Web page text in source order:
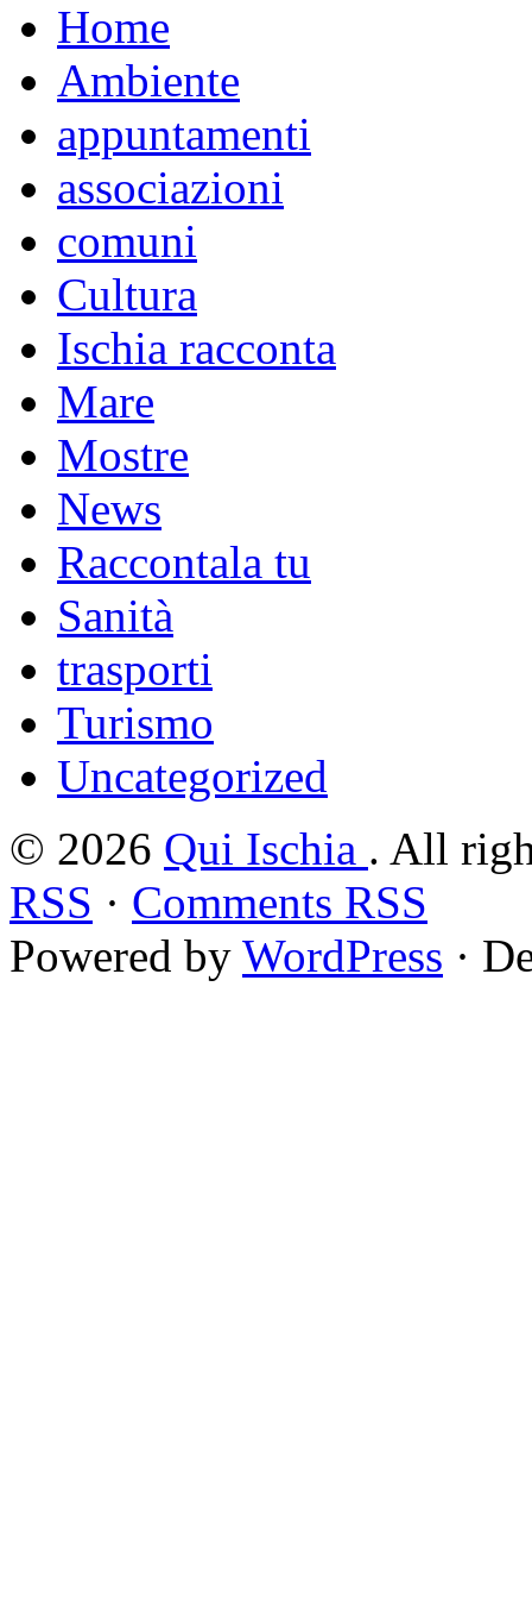
Home
Ambiente
appuntamenti
associazioni
comuni
Cultura
Ischia racconta
Mare
Mostre
News
Raccontala tu
Sanità
trasporti
Turismo
Uncategorized
© 2026 Qui Ischia . All
RSS · Comments RSS
Powered by WordPress ·